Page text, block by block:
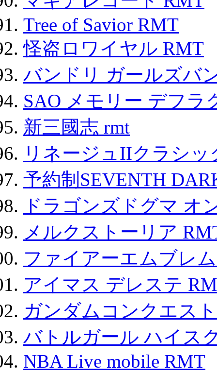
Tree of Savior RMT
怪盗ロワイヤル RMT
バンドリ ガールズバ
SAO メモリー デフラ
新三國志 rmt
リネージュIIクラシ
予約制SEVENTH
ドラゴンズドグマ オ
メルクストーリア
ファイアーエムブレ
アイマス デレステ
ガンダムコンクエスト
バトルガール ハイス
NBA Live mobile RMT